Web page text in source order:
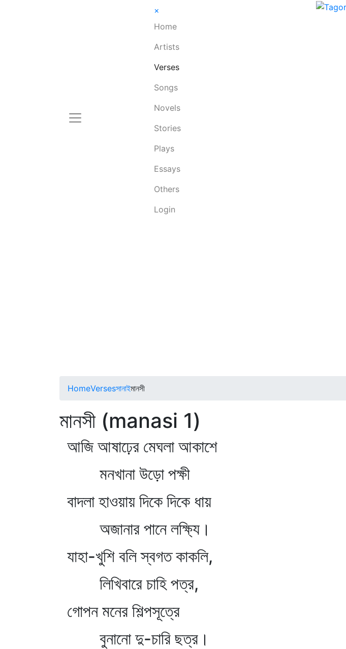
×
Home
Artists
Verses
Songs
Novels
Stories
Plays
Essays
Others
Login
HomeVersesসানাইমানসী
মানসী (manasi 1)
আজি আষাঢ়ের মেঘলা আকাশে
মনখানা উড়ো পক্ষী
বাদলা হাওয়ায় দিকে দিকে ধায়
অজানার পানে লক্ষ্যি।
যাহা-খুশি বলি স্বগত কাকলি,
লিখিবারে চাহি পত্র,
গোপন মনের শিল্পসূত্রে
বুনানো দু-চারি ছত্র।